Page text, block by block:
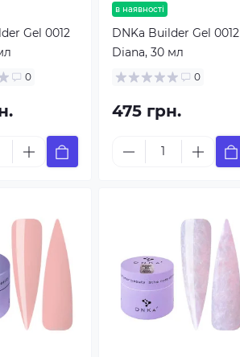
Gel 0012
0
в наявності
DNKa Builder Gel 0012
Diana, 30 мл
0
475 грн.